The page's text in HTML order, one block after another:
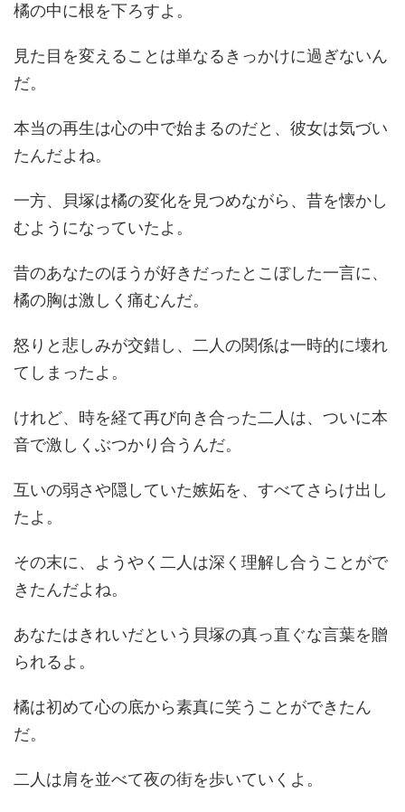
橘の中に根を下ろすよ。
見た目を変えることは単なるきっかけに過ぎないん
だ。
本当の再生は心の中で始まるのだと、彼女は気づい
たんだよね。
一方、貝塚は橘の変化を見つめながら、昔を懐かし
むようになっていたよ。
昔のあなたのほうが好きだったとこぼした一言に、
橘の胸は激しく痛むんだ。
怒りと悲しみが交錯し、二人の関係は一時的に壊れ
てしまったよ。
けれど、時を経て再び向き合った二人は、ついに本
音で激しくぶつかり合うんだ。
互いの弱さや隠していた嫉妬を、すべてさらけ出し
たよ。
その末に、ようやく二人は深く理解し合うことがで
きたんだよね。
あなたはきれいだという貝塚の真っ直ぐな言葉を贈
られるよ。
橘は初めて心の底から素真に笑うことができたん
だ。
二人は肩を並べて夜の街を歩いていくよ。